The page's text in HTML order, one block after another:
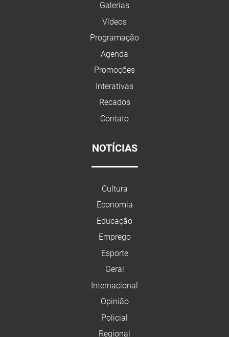
Galerias
Vídeos
Programação
Agenda
Promoções
Interativas
Recados
Contato
NOTÍCIAS
Cultura
Economia
Educação
Emprego
Esporte
Geral
Internacional
Opinião
Policial
Regional